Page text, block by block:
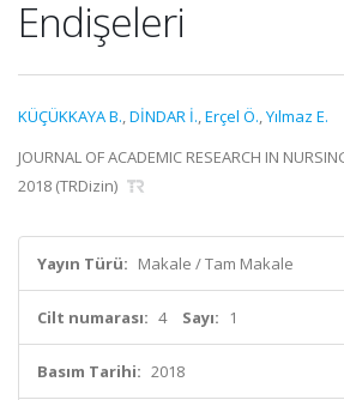
Endişeleri
KÜÇÜKKAYA B.,DİNDAR İ.,Erçel Ö.,Yılmaz E.
JOURNAL OF ACADEMIC RESEARCH IN
2018 (TRDizin)
Yayın Türü: Makale / Tam Makale
Cilt numarası: 4 Sayı: 1
Basım Tarihi: 2018